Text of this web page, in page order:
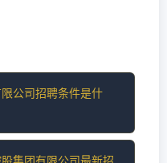
公司招聘条件是什